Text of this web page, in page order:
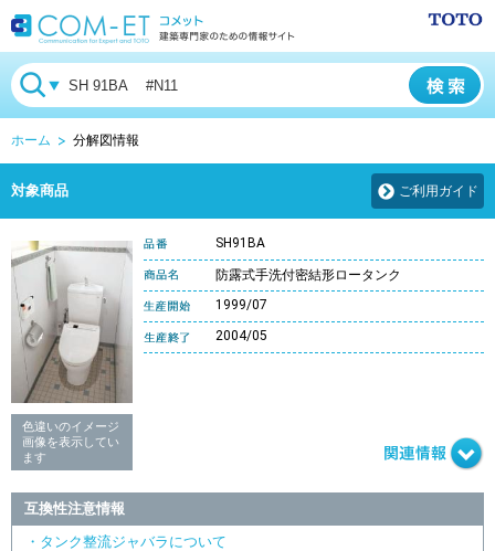
ホーム 分解図情報
対象商品 ご利用ガイド
色違いのイメージ
画像を表示してい
ます
SH91BA
防露式手洗付密結形ロータンク
1999/07
2004/05
互換性注意情報
・タンク整流ジャバラについて